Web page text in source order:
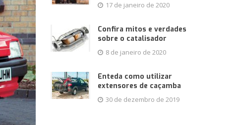
17 de janeiro de 2020
Confira mitos e verdades
sobre o catalisador
8 de janeiro de 2020
Enteda como utilizar
extensores de caçamba
30 de dezembro de 2019